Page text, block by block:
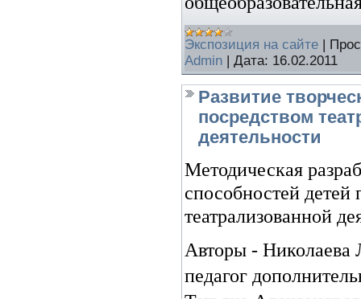
Экспозиция на сайте |
Admin | Дата: 16.02.2011
Развитие
посредством
деятельности
Методическая
способностей детей
театрализованной
Авторы - Николаева
педагог